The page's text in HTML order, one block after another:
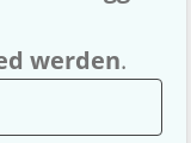
werden.